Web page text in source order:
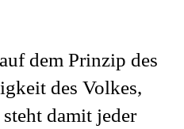
dem Prinzip des
des Volkes,
damit jeder